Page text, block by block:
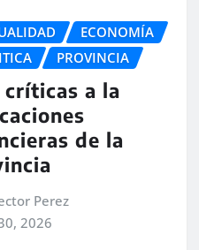
ECONOMÍA
PROVINCIA
críticas a la
de la
Perez
2026